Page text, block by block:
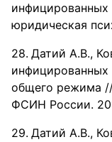
юридическая
Датий А.В.,
общего режима
ФСИН России.
Датий А.В.,